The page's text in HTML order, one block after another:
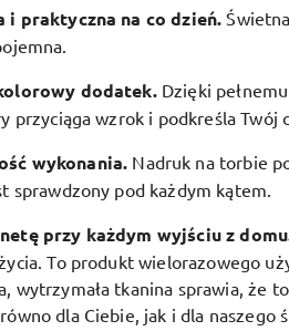
i praktyczna na co dzień.
dodatek. Dzięki
przyciąga wzrok i podkreśla Twój
wykonania. Nadruk na torbie
sprawdzony pod każdym kątem.
przy każdym wyjściu z
To produkt wielorazowego
wytrzymała tkanina sprawia, że
dla Ciebie, jak i dla naszego